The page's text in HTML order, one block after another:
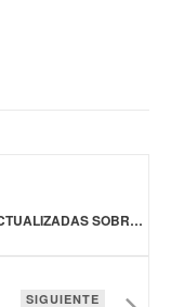
OMS PUBLICA RECOMENDACIONES ACTUALIZADAS SOBRE EL TRATAMIENTO CLÍNICO DEL VIH
SIGUIENTE